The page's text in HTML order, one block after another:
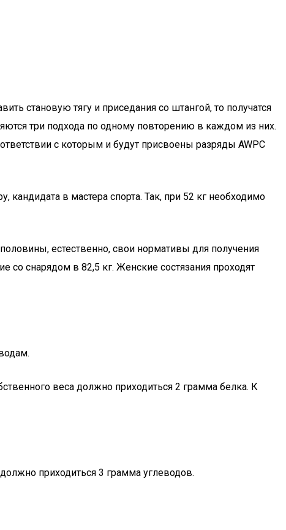
становую тягу и приседания со штангой, то получатся
три подхода по одному повторению в каждом из них.
с которым и будут присвоены разряды AWPC
в мастера спорта. Так, при 52 кг необходимо
естественно, свои нормативы для получения
снарядом в 82,5 кг. Женские состязания проходят
веса должно приходиться 2 грамма белка. К
приходиться 3 грамма углеводов.